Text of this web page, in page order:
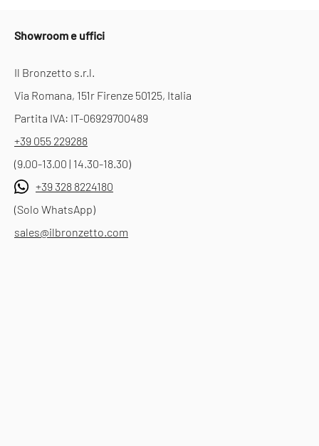
Showroom e uffici
Il Bronzetto s.r.l.
Via Romana, 151r Firenze 50125, Italia
Partita IVA: IT-06929700489
+39 055 229288
(9.00-13.00 | 14.30-18.30)
+39 328 8224180
(Solo WhatsApp)
sales@ilbronzetto.com